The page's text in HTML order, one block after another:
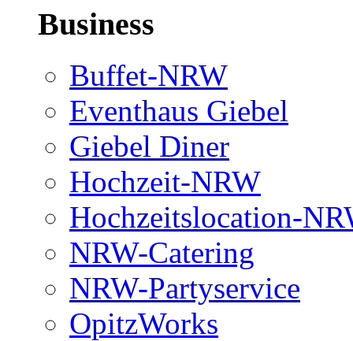
Business
Buffet-NRW
Eventhaus Giebel
Giebel Diner
Hochzeit-NRW
Hochzeitslocation-
NRW-Catering
NRW-Partyservice
OpitzWorks